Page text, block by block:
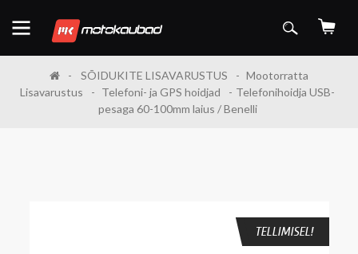
SÕIDUKITE LISAVARUSTUS
Mootorratta
Lisavarustus
Telefoni- ja GPS hoidjad
Telefonihoidja USB-
pesaga 60-100mm laius / Benelli
TELLIMISEL!